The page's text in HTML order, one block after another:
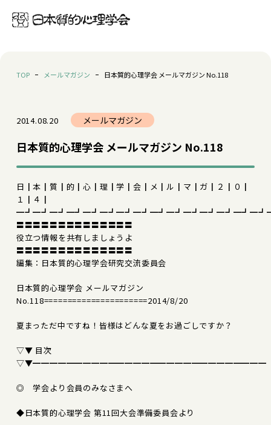
TOP メールマガジン 日本質的心理学会 メールマガジン No.118
2014.08.20 メールマガジン
日本質的心理学会 メールマガジン No.118
日┃本┃質┃的┃心┃理┃学┃会┃メ┃ル┃マ┃ガ┃２┃０┃
１┃４┃
〓〓〓〓〓〓〓〓〓〓〓〓〓〓
役立つ情報を共有しましょうよ
〓〓〓〓〓〓〓〓〓〓〓〓〓〓
編集：日本質的心理学会研究交流委員会
日本質的心理学会 メールマガジン
No.118======================2014/8/20
夏まっただ中ですね！皆様はどんな夏をお過ごしですか？
▽▼ 目次
▽▼━━━━━━━━━━━━━━━━━━━━━━━━━━━━
◎ 学会より会員のみなさまへ
◆日本質的心理学会 第11回大会準備委員会より